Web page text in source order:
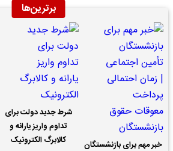
برترین‌ها
خبر مهم برای بازنشستگان
شرط جدید دولت برای
تداوم واریز یارانه و
کالابرگ الکترونیک